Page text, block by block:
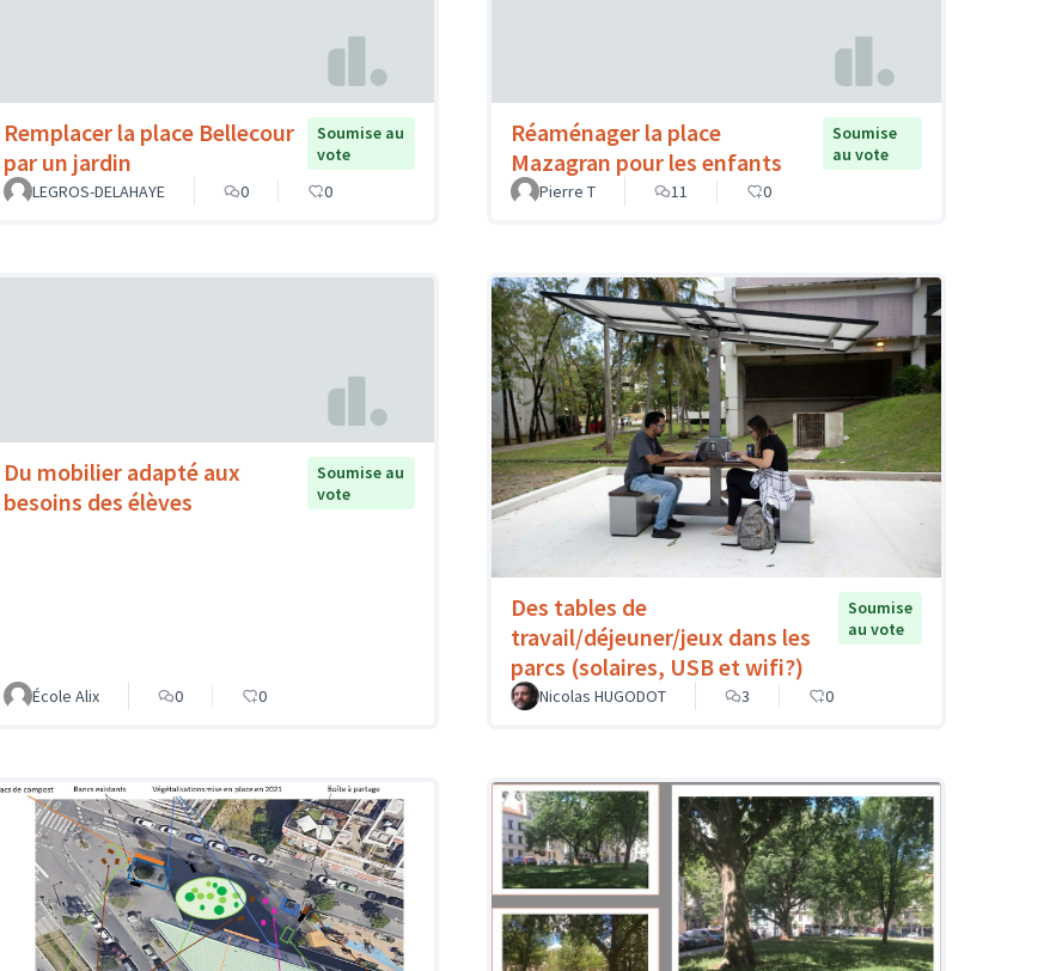
Remplacer la place Bellecour
par un jardin
Soumise au
vote
LEGROS-DELAHAYE
0 0
Réaménager la place
Mazagran pour les enfants
Soumise
au vote
Pierre T
11 0
Du mobilier adapté aux
besoins des élèves
Soumise au
vote
École Alix 0 0
Des tables de
travail/déjeuner/jeux dans les
parcs (solaires, USB et wifi?)
Soumise
au vote
Nicolas HUGODOT 3 0